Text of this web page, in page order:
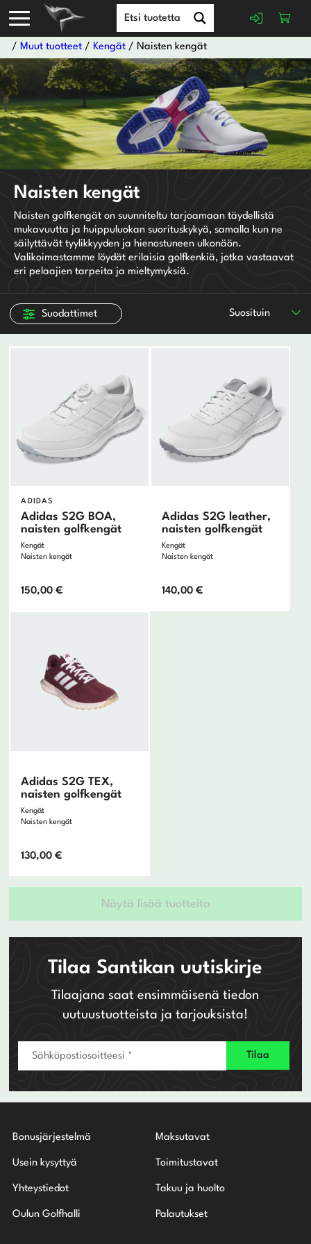
/Muut tuotteet /Kengät / Naisten kengät
Naisten kengät
Naisten golfkengät on suunniteltu tarjoamaan täydellistä
mukavuutta ja huippuluokan suorituskykyä, samalla kun ne
säilyttävät tyylikkyyden ja hienostuneen ulkonäön.
Valikoimastamme löydät erilaisia golfkenkiä, jotka vastaavat
eri pelaajien tarpeita ja mieltymyksiä.
Suodattimet
Adidas
BagBoy
Ben Sayers
Biogolftee
Bridgestone
Bushnell
Callaway
Cleveland
Clicgear
Lignum
Mizuno
Motocaddy
Odyssey
Ogio
Ping
ProPlay
Puma
Scotty Cameron
Sun Mountain
Vokey
Wilson
Zoom
Suosituin
ADIDAS
Adidas S2G BOA,
naisten golfkengät
Kengät
Naisten kengät
150,00€
Adidas S2G leather,
naisten golfkengät
Kengät
Naisten kengät
140,00 €
Adidas S2G TEX,
naisten golfkengät
Kengät
Naisten kengät
130,00€
Näytä lisää tuotteita
Tilaa Santikan uutiskirje
Tilaajana saat ensimmäisenä tiedon
uutuustuotteista ja tarjouksista!
Bonusjärjestelmä
Usein kysyttyä
Yhteystiedot
Oulun Golfhalli
Maksutavat
Toimitustavat
Takuu ja huolto
Palautukset